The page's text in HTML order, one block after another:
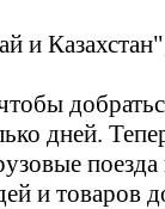
и
дней.
и товаров